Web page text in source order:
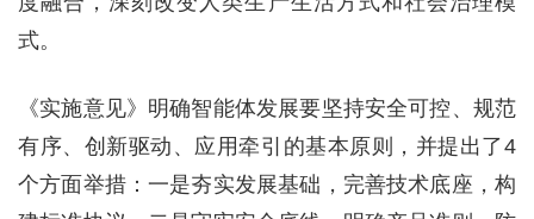
式。
《实施意见》明确智能体发展要坚持安全可控、规范
有序、创新驱动、应用牵引的基本原则，并提出了4
个方面举措：一是夯实发展基础，完善技术底座，构